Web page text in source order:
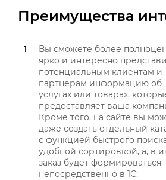
Преимущества
Вы сможете более
ярко и интересно
потенциальным клиентам и
партнерам информацию об
услугах или товарах,
предоставляет ваша
Кроме того, на сайте вы
даже создать отдельный
с функцией быстрого
удобной сортировкой, а, в
заказ будет формироваться
непосредственно в 1С;